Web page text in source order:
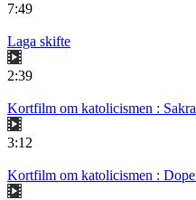
7:49
Laga skifte
2:39
Kortfilm om katolicismen :
3:12
Kortfilm om katolicismen :